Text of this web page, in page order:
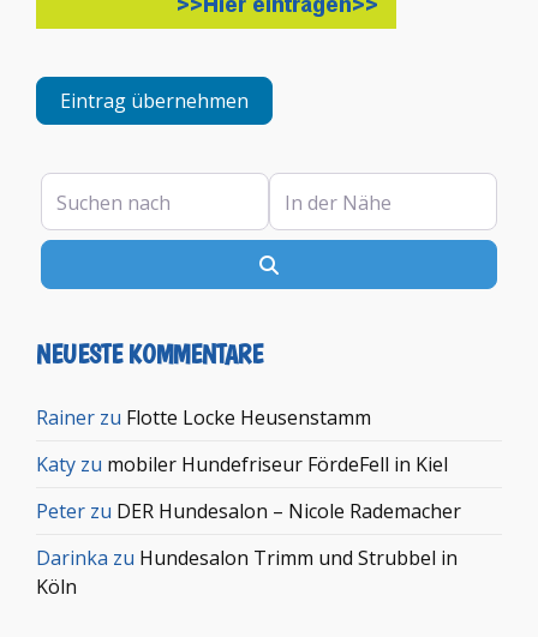
Eintrag übernehmen
Suchen nach In der Nähe
NEUESTE KOMMENTARE
Rainer zu Flotte Locke Heusenstamm
Katy zu mobiler Hundefriseur FördeFell in Kiel
Peter zu DER Hundesalon – Nicole Rademacher
Darinka zu Hundesalon Trimm und Strubbel in
Köln